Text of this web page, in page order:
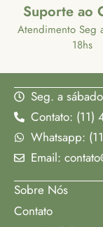
Suporte ao
Atendimento Seg
18hs
Seg. a
Contato: (11)
Whatsapp:
Email:
Sobre Nós
Contato